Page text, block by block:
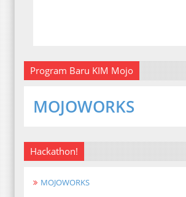
Program Baru KIM Mojo
MOJOWORKS
Hackathon!
MOJOWORKS